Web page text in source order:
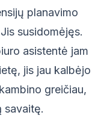
planavimo
susidomėjęs.
asistentė jam
jis jau kalbėjo
greičiau,
savaitę.